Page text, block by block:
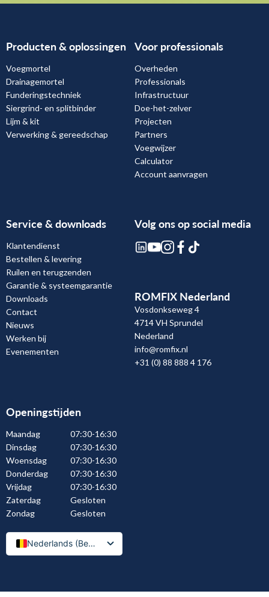
Producten & oplossingen
Voegmortel
Drainagemortel
Funderingstechniek
Siergrind- en splitbinder
Lijm & kit
Verwerking & gereedschap
Voor professionals
Overheden
Professionals
Infrastructuur
Doe-het-zelver
Projecten
Partners
Voegwijzer
Calculator
Account aanvragen
Service & downloads
Klantendienst
Bestellen & levering
Ruilen en terugzenden
Garantie & systeemgarantie
Downloads
Contact
Nieuws
Werken bij
Evenementen
Volg ons op social media
ROMFIX Nederland
Vosdonkseweg 4
4714 VH Sprundel
Nederland
info@romfix.nl
+31 (0) 88 888 4 176
Openingstijden
Maandag
07:30-16:30
Dinsdag
07:30-16:30
Woensdag
07:30-16:30
Donderdag
07:30-16:30
Vrijdag
07:30-16:30
Zaterdag
Gesloten
Zondag
Gesloten
Nederlands (België)